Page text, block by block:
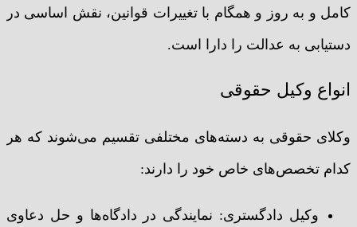
کامل و به روز و همگام با تغییرات قوانین، نقش اساسی در
دستیابی به عدالت را دارا است.
انواع وکیل حقوقی
وکلای حقوقی به دسته‌های مختلفی تقسیم می‌شوند که هر
کدام تخصص‌های خاص خود را دارند:
وکیل دادگستری: نمایندگی در دادگاه‌ها و حل دعاوی